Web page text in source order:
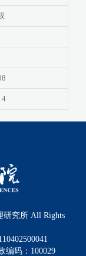
研究所 All Rights
编码：100029